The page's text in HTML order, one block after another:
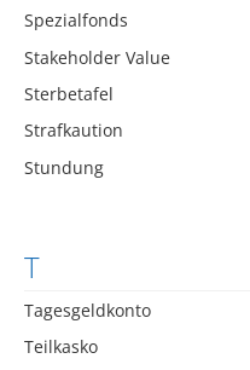
Spezialfonds
Stakeholder Value
Sterbetafel
Strafkaution
Stundung
T
Tagesgeldkonto
Teilkasko